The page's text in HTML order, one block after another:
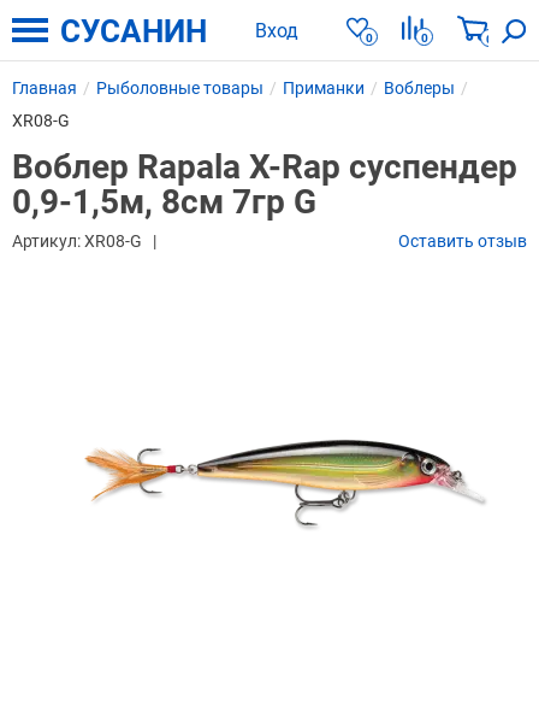
Вход 0 0 0
СУСАНИН
Главная Рыболовные товары Приманки
Воблеры
XR08-G
Воблер Rapala X-Rap суспендер
0,9-1,5м, 8см 7гр G
Артикул:XR08-G Оставить отзыв